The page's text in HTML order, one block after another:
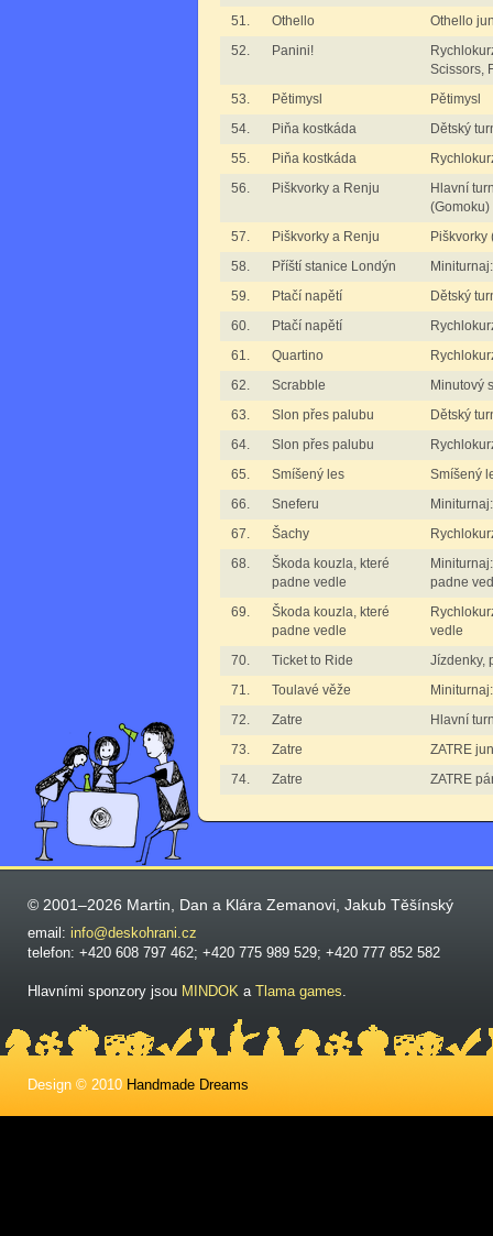
51.
Othello
Othello
52.
Panini!
Scissors,
53.
Pětimysl
Pětimysl
54.
Piňa kostkáda
Dětský
55.
Piňa kostkáda
56.
Piškvorky a Renju
Hlavní
(Gomoku)
57.
Piškvorky a Renju
Piškvorky
58.
Příští stanice Londýn
59.
Ptačí napětí
Dětský
60.
Ptačí napětí
61.
Quartino
62.
Scrabble
Minutový
63.
Slon přes palubu
Dětský
64.
Slon přes palubu
65.
Smíšený les
Smíšený
66.
Sneferu
67.
Šachy
68.
Škoda kouzla, které
padne vedle
padne
69.
Škoda kouzla, které
padne vedle
vedle
70.
Ticket to Ride
Jízdenky,
71.
Toulavé věže
72.
Zatre
Hlavní
73.
Zatre
ZATRE
74.
Zatre ZATRE
© 2001–2026 Martin, Dan a Klára Zemanovi, Jakub Těšínský
email: info@deskohrani.cz
telefon: +420 608 797 462; +420 775 989 529; +420 777 852 582
Hlavními sponzory jsou MINDOK a Tlama games.
Design © 2010 Handmade Dreams